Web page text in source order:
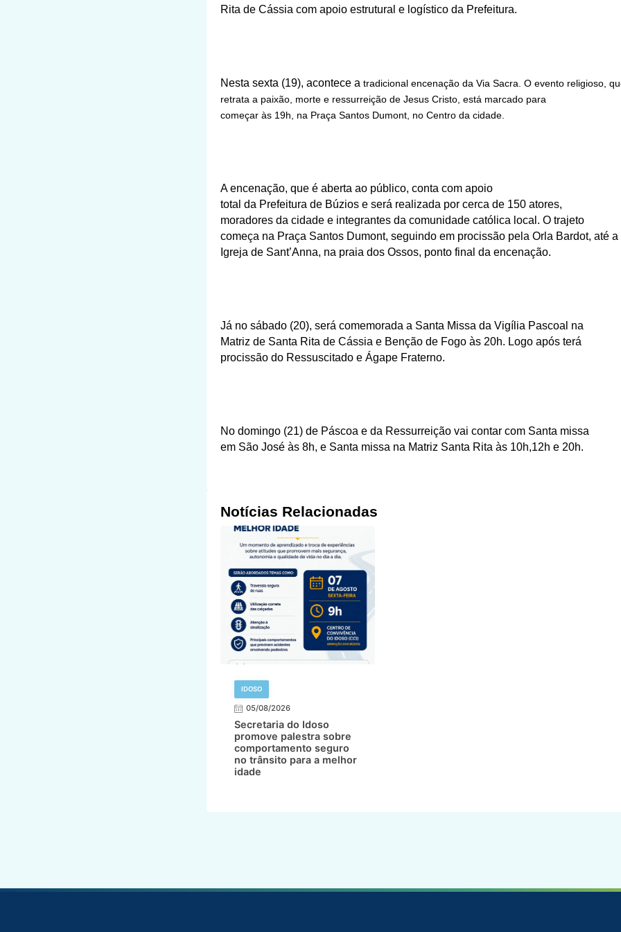
Rita de Cássia com apoio estrutural e logístico da Prefeitura.
Nesta sexta (19), acontece a tradicional encenação da Via Sacra. O evento religioso,
retrata a paixão, morte e ressurreição de Jesus Cristo, está marcado para
começar às 19h, na Praça Santos Dumont, no Centro da cidade.
A encenação, que é aberta ao público, conta com apoio
total da Prefeitura de Búzios e será realizada por cerca de 150 atores,
moradores da cidade e integrantes da comunidade católica local. O trajeto
começa na Praça Santos Dumont, seguindo em procissão pela Orla Bardot, até a
Igreja de Sant’Anna, na praia dos Ossos, ponto final da encenação.
Já no sábado (20), será comemorada a Santa Missa da Vigília Pascoal na
Matriz de Santa Rita de Cássia e Benção de Fogo às 20h. Logo após terá
procissão do Ressuscitado e Ágape Fraterno.
No domingo (21) de Páscoa e da Ressurreição vai contar com Santa missa
em São José às 8h, e Santa missa na Matriz Santa Rita às 10h,12h e 20h.
Notícias Relacionadas
IDOSO
05/08/2026
Secretaria do Idoso
promove palestra sobre
comportamento seguro
no trânsito para a melhor
idade